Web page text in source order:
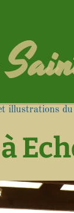
illustrations